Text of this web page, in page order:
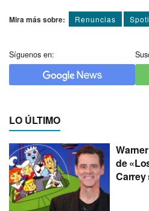
Mira más sobre: Renuncias
Síguenos en:
LO ÚLTIMO
de
Carrey